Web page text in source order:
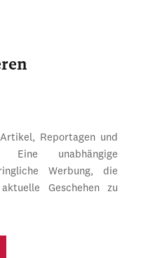
Reportagen und
unabhängige
Werbung, die
Geschehen zu